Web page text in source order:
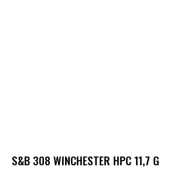
S&B 308 WINCHESTER HPC 11,7 G